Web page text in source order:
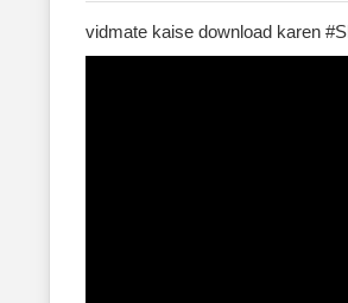
vidmate kaise download karen